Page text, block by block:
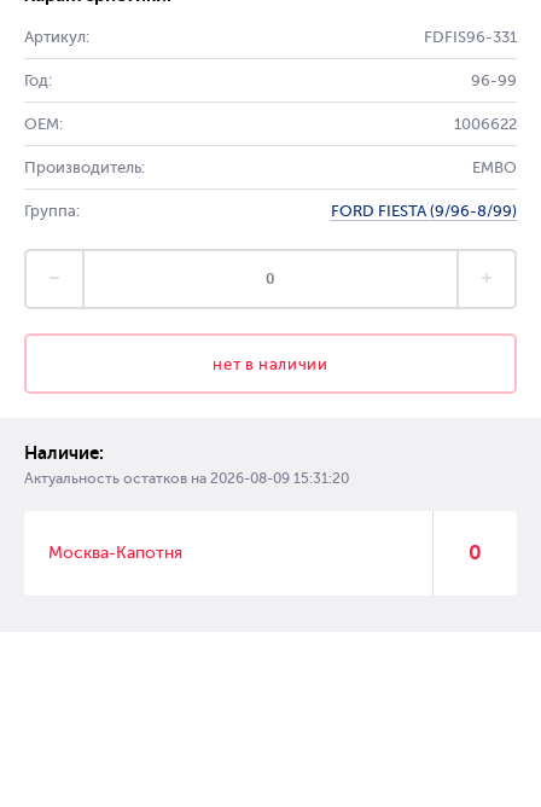
Артикул: FDFIS96-331
Год: 96-99
OEM: 1006622
Производитель: EMBO
Группа: FORD FIESTA (9/96-8/99)
нет в наличии
Наличие:
Актуальность остатков на 2026-08-09 15:31:20
Москва-Капотня 0